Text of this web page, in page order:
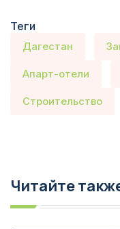
Теги
Дагестан
Апарт-отели
Строительство
Читайте